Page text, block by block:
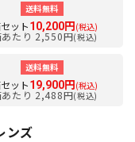
送料無料
ット10,200円 (税込)
あたり 2,550円(税込)
送料無料
ット19,900円 (税込)
あたり 2,488円(税込)
ンズ